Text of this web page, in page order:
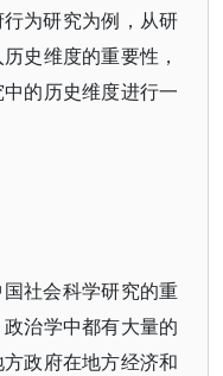
为研究为例，从研
史维度的重要性，
的历史维度进行一
社会科学研究的重
治学中都有大量的
政府在地方经济和